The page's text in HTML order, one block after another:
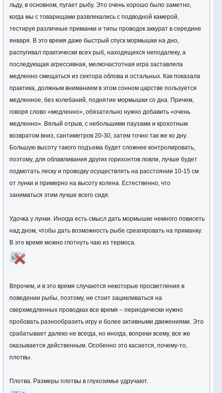
льду, в основном, пугает рыбу. Это очень хорошо было заметно,
когда мы с товарищами развлекались с подводной камерой,
тестируя различные приманки и типы проводок аккурат в середине
января. В это время даже быстрый спуск мормышки на дно,
распугивал практически всех рыб, находящихся неподалеку, а
последующая агрессивная, мелкочастотная игра заставляла
медленно смещаться из сектора облова и остальных. Как показала
практика, должным вниманием в этом сонном царстве пользуется
медленное, без колебаний, поднятие мормышки со дна. Причем,
говоря слово «медленно», обязательно нужно добавить «очень
медленно». Вялый отрыв, с небольшими паузами и крохотным
возвратом вниз, сантиметров 20-30, затем точно так же ко дну.
Большую высоту такого подъема будет сложнее контролировать,
поэтому, для облавливания других горизонтов ловли, лучше будет
подмотать леску и проводку осуществлять на расстоянии 10-15 см
от лунки и примерно на высоту колена. Естественно, что
заниматься этим лучше всего сидя.
Удочка у лунки. Иногда есть смысл дать мормышке немного повисеть
над дном, чтобы дать возможность рыбе среагировать на приманку.
В это время можно глотнуть чаю из термоса.
Впрочем, и в это время случаются некоторые просветления в
поведении рыбы, поэтому, не стоит зацикливаться на
сверхмедленных проводках все время – периодически нужно
пробовать разнообразить игру и более активными движениями. Это
срабатывает далеко не всегда, но иногда, вопреки всему, все же
оказывается действенным. Особенно это касается, почему-то,
плотвы.
Плотва. Размеры плотвы в глухозимье удручают.